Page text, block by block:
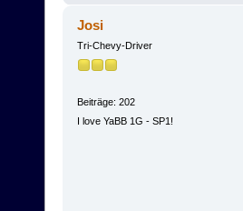
Josi
Tri-Chevy-Driver
Beiträge: 202
I love YaBB 1G - SP1!